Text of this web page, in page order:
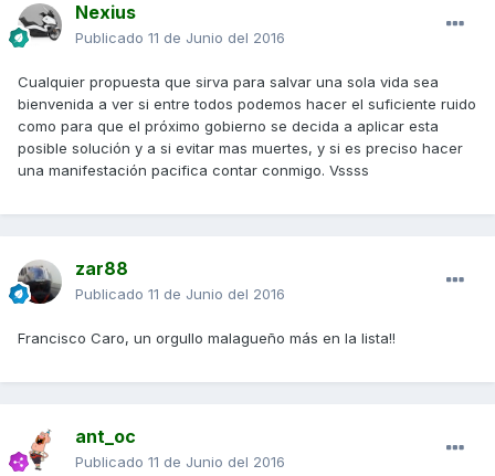
Nexius
Publicado 11 de Junio del 2016
Cualquier propuesta que sirva para salvar una sola vida sea
bienvenida a ver si entre todos podemos hacer el suficiente ruido
como para que el próximo gobierno se decida a aplicar esta
posible solución y a si evitar mas muertes, y si es preciso hacer
una manifestación pacifica contar conmigo. Vssss
zar88
Publicado 11 de Junio del 2016
Francisco Caro, un orgullo malagueño más en la lista!!
ant_oc
Publicado 11 de Junio del 2016